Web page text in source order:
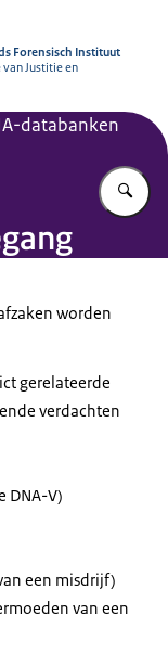
Forensisch Instituut
Justitie en
databanken
worden
gerelateerde
verdachten
DNA-V)
een misdrijf)
van een